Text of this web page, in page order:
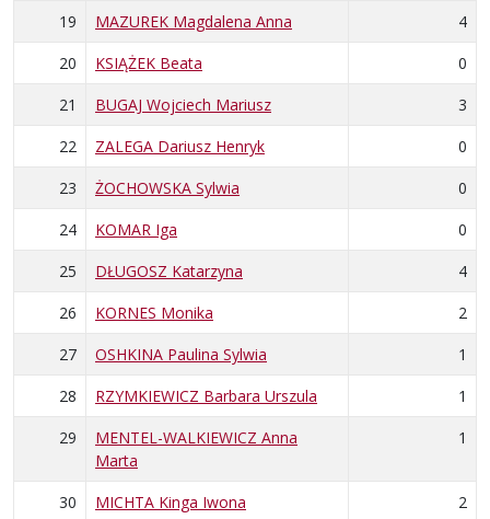
19
MAZUREK Magdalena Anna
4
20
KSIĄŻEK Beata
0
21
BUGAJ Wojciech Mariusz
3
22
ZALEGA Dariusz Henryk
0
23
ŻOCHOWSKA Sylwia
0
24
KOMAR Iga
0
25
DŁUGOSZ Katarzyna
4
26
KORNES Monika
2
27
OSHKINA Paulina Sylwia
1
28
RZYMKIEWICZ Barbara Urszula
1
29
MENTEL-WALKIEWICZ Anna
Marta
1
30 MICHTA Kinga Iwona
2